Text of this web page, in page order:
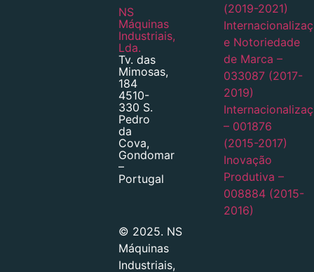
NS
Máquinas
Industriais,
Lda.
Tv. das
Mimosas,
184
4510-
330 S.
Pedro
da
Cova,
Gondomar
–
Portugal
© 2025. NS
Máquinas
Industriais,
(2019-2021)
e Notoriedade
de Marca –
033087 (2017-
2019)
– 001876
(2015-2017)
Inovação
Produtiva –
008884 (2015-
2016)